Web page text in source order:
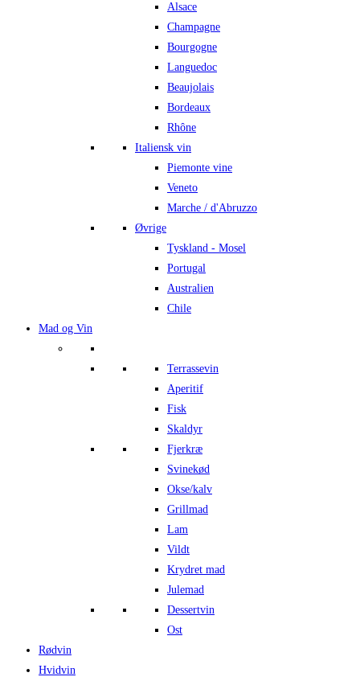
Alsace
Champagne
Bourgogne
Languedoc
Beaujolais
Bordeaux
Rhône
Italiensk vin
Piemonte vine
Veneto
Marche / d'Abruzzo
Øvrige
Tyskland - Mosel
Portugal
Australien
Chile
Mad og Vin
Terrassevin
Aperitif
Fisk
Skaldyr
Fjerkræ
Svinekød
Okse/kalv
Grillmad
Lam
Vildt
Krydret mad
Julemad
Dessertvin
Ost
Rødvin
Hvidvin